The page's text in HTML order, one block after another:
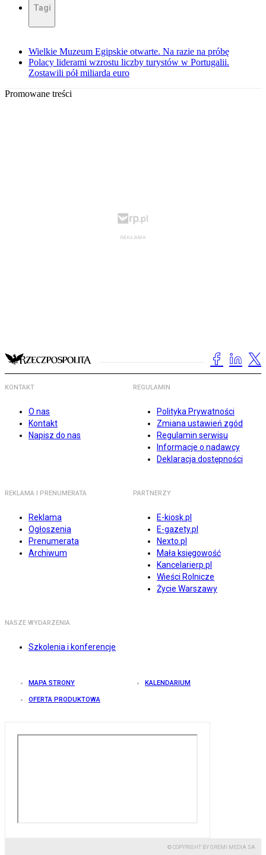
Tagi
Wielkie Muzeum Egipskie otwarte. Na razie na próbę
Polacy liderami wzrostu liczby turystów w Portugalii.
Zostawili pół miliarda euro
Promowane treści
KONTAKT
O nas
Kontakt
Napisz do nas
REGULAMIN
Polityka Prywatności
Zmiana ustawień zgód
Regulamin serwisu
Informacje o nadawcy
Deklaracja dostępności
REKLAMA I PRENUMERATA
Reklama
Ogłoszenia
Prenumerata
Archiwum
PARTNERZY
E-kiosk.pl
E-gazety.pl
Nexto.pl
Mała księgowość
Kancelarierp.pl
Wieści Rolnicze
Życie Warszawy
NASZE WYDARZENIA
Szkolenia i konferencje
MAPA STRONY KALENDARIUM
OFERTA PRODUKTOWA
© COPYRIGHT BY GREMI MEDIA SA